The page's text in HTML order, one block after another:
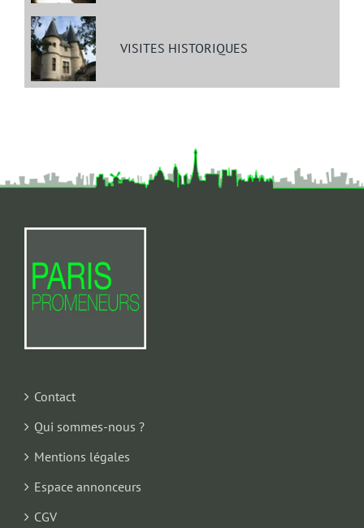
VISITES HISTORIQUES
Contact
Qui sommes-nous ?
Mentions légales
Espace annonceurs
CGV